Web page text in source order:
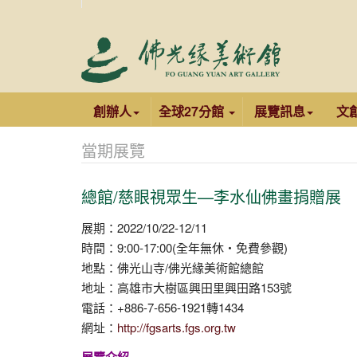
創辦人 全球27分館 展覽訊息 文
當期展覽
總館/慈眼視眾生—李水仙佛畫捐贈展
展期：2022/10/22-12/11
時間：9:00-17:00(全年無休‧免費參觀)
地點：佛光山寺/佛光緣美術館總館
地址：高雄市大樹區興田里興田路153號
電話：+886-7-656-1921轉1434
網址： http://fgsarts.fgs.org.tw